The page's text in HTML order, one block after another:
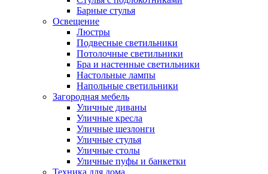
Барные стулья
Освещение
Люстры
Подвесные светильники
Потолочные светильники
Бра и настенные светильники
Настольные лампы
Напольные светильники
Загородная мебель
Уличные диваны
Уличные кресла
Уличные шезлонги
Уличные стулья
Уличные столы
Уличные пуфы и банкетки